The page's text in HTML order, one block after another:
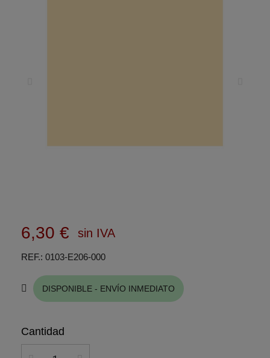
6,30 € sin IVA
REF. 0103-E206-000
DISPONIBLE - ENVÍO INMEDIATO
Cantidad